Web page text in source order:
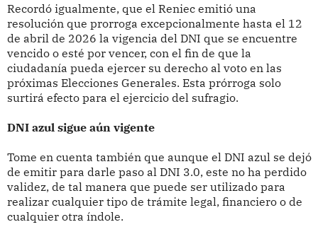
Recordó igualmente, que el Reniec emitió una
resolución que prorroga excepcionalmente hasta el 12
de abril de 2026 la vigencia del DNI que se encuentre
vencido o esté por vencer, con el fin de que la
ciudadanía pueda ejercer su derecho al voto en las
próximas Elecciones Generales. Esta prórroga solo
surtirá efecto para el ejercicio del sufragio.
DNI azul sigue aún vigente
Tome en cuenta también que aunque el DNI azul se dejó
de emitir para darle paso al DNI 3.0, este no ha perdido
validez, de tal manera que puede ser utilizado para
realizar cualquier tipo de trámite legal, financiero o de
cualquier otra índole.